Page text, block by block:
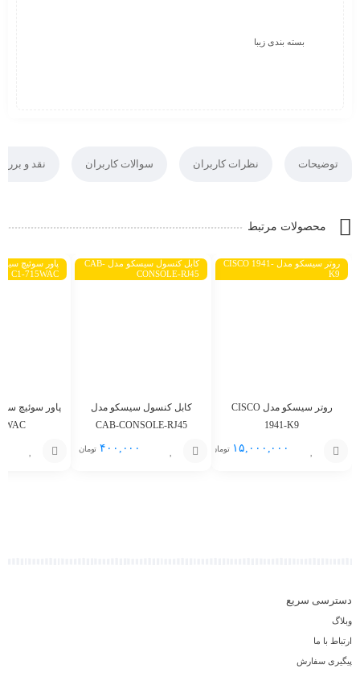
بسته بندی زیبا
توضیحات نظرات کاربران سوالات کاربران نقد و
محصولات مرتبط
روتر سیسکو مدل CISCO 1941-
K9
روتر سیسکو مدل CISCO
1941-K9
۱۵,۰۰۰,۰۰۰ تومان
کابل کنسول سیسکو مدل CAB-
CONSOLE-RJ45
کابل کنسول سیسکو مدل
CAB-CONSOLE-RJ45
۴۰۰,۰۰۰ تومان
C1-715WAC
دسترسی سریع
وبلاگ
ارتباط با ما
پیگیری سفارش